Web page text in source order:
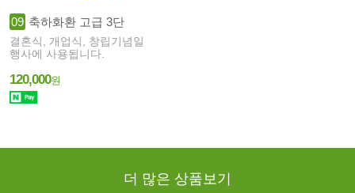
09 축하화환 고급 3단
결혼식, 개업식, 창립기념일
행사에 사용됩니다.
120,000원
더 많은 상품보기